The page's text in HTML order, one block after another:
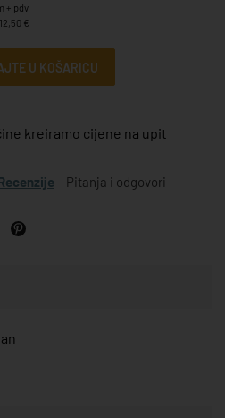
+ pdv
12,50 €
U KOŠARICU
kreiramo cijene na upit
Pitanja i odgovori